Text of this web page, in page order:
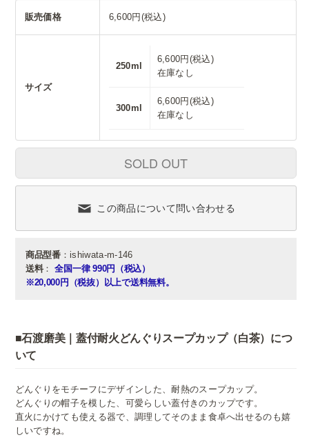
販売価格 6,600円(税込)
サイズ
250ml
6,600円(税込)
在庫なし
300ml
6,600円(税込)
在庫なし
SOLD OUT
この商品について問い合わせる
商品型番：ishiwata-m-146
送料： 全国一律 990円（税込）
※20,000円（税抜）以上で送料無料。
■石渡磨美｜蓋付耐火どんぐりスープカップ（白茶）につ
いて
どんぐりをモチーフにデザインした、耐熱のスープカップ。
どんぐりの帽子を模した、可愛らしい蓋付きのカップです。
直火にかけても使える器で、調理してそのまま食卓へ出せるのも嬉
しいですね。